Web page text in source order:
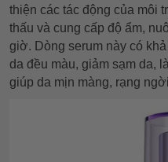
thiện các tác động của môi
thấu và cung cấp độ ẩm,
giờ. Dòng serum này có
da đều màu, giảm sạm da,
giúp da mịn màng, rạng